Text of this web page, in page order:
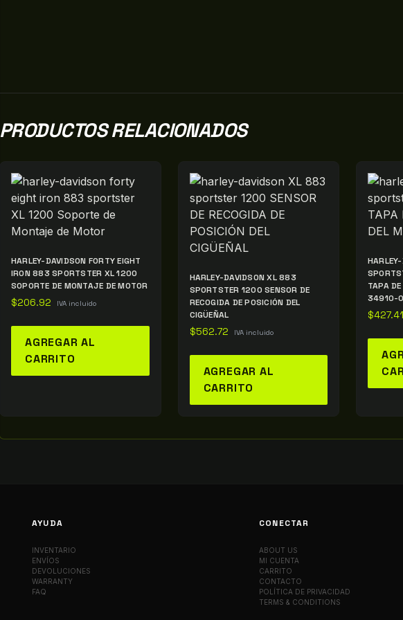
PRODUCTOS RELACIONADOS
HARLEY-DAVIDSON FORTY EIGHT
IRON 883 SPORTSTER XL 1200
SOPORTE DE MONTAJE DE MOTOR
$206.92 IVA incluido
AGREGAR AL
CARRITO
HARLEY-DAVIDSON XL 883
SPORTSTER 1200 SENSOR DE
RECOGIDA DE POSICIÓN DEL
CIGÜEÑAL
$562.72 IVA incluido
AGREGAR AL
CARRITO
TAPA
34910-
$427.41
AYUDA
INVENTARIO
ENVÍOS
DEVOLUCIONES
WARRANTY
FAQ
CONECTAR
ABOUT US
MI CUENTA
CARRITO
CONTACTO
POLÍTICA DE PRIVACIDAD
TERMS & CONDITIONS